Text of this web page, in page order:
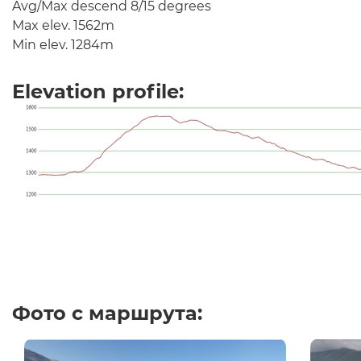
Avg/Max descend 8/15 degrees
Max elev. 1562m
Min elev. 1284m
Elevation profile:
Фото с маршрута: